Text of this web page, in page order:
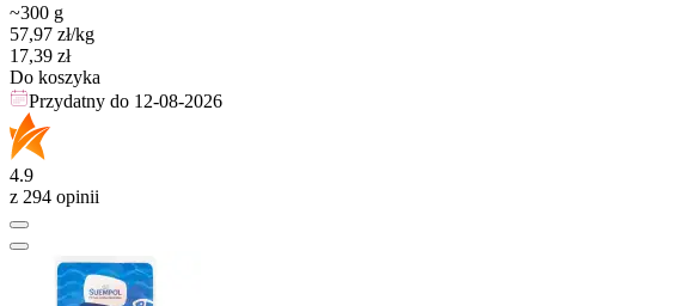
~300 g
57,97 zł/kg
Cena
17,39 zł
Do koszyka
Przydatny do 12-08-2026
4.9
z 294 opinii